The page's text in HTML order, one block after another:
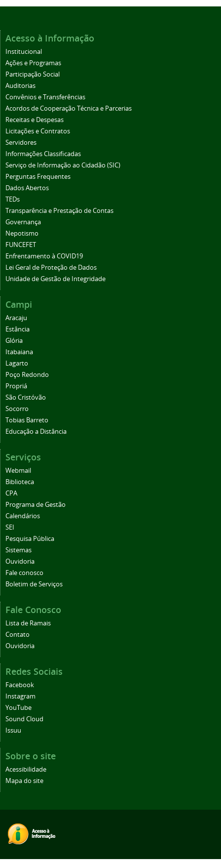
Acesso à Informação
Institucional
Ações e Programas
Participação Social
Auditorias
Convênios e Transferências
Acordos de Cooperação Técnica e Parcerias
Receitas e Despesas
Licitações e Contratos
Servidores
Informações Classificadas
Serviço de Informação ao Cidadão (SIC)
Perguntas Frequentes
Dados Abertos
TEDs
Transparência e Prestação de Contas
Governança
Nepotismo
FUNCEFET
Enfrentamento à COVID19
Lei Geral de Proteção de Dados
Unidade de Gestão de Integridade
Campi
Aracaju
Estância
Glória
Itabaiana
Lagarto
Poço Redondo
Propriá
São Cristóvão
Socorro
Tobias Barreto
Educação a Distância
Serviços
Webmail
Biblioteca
CPA
Programa de Gestão
Calendários
SEI
Pesquisa Pública
Sistemas
Ouvidoria
Fale conosco
Boletim de Serviços
Fale Conosco
Lista de Ramais
Contato
Ouvidoria
Redes Sociais
Facebook
Instagram
YouTube
Sound Cloud
Issuu
Sobre o site
Acessibilidade
Mapa do site